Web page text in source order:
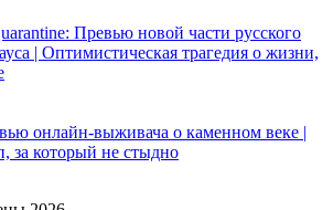
Превью новой части русского
| Оптимистическая трагедия о жизни,
онлайн-выживача о каменном веке |
за который не стыдно